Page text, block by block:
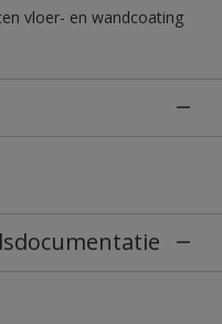
vloer- en wandcoating